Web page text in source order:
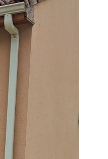
AVIS CLIENTS